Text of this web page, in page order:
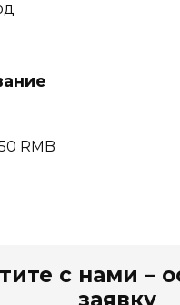
RMB
с нами –